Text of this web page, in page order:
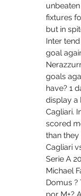
fixtures
but in
Inter
goal
goals
have? 1
display a
Cagliari.
scored
than they
Cagliari
Serie A
Michael
Domus ?